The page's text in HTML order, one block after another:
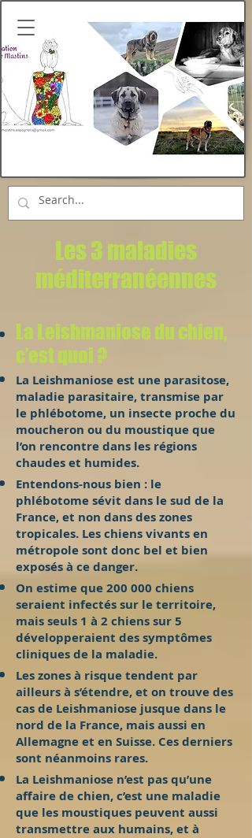
Les 3 maladies
méditerranéennes
La Leishmaniose du chien,
c’est quoi ?
La Leishmaniose est une parasitose,
maladie parasitaire, transmise par
le phlébotome, un insecte proche du
moucheron ou du moustique que
l’on rencontre dans les régions
chaudes et humides.
Entendons-nous bien : le
phlébotome sévit dans le sud de la
France, et non dans des zones
tropicales. Les chiens vivants en
métropole sont donc bel et bien
exposés à ce danger.
On estime que 200 000 chiens
seraient infectés sur le territoire,
mais seuls 1 à 2 chiens sur 5
développeraient des symptômes
cliniques de la maladie.
Les zones à risque tendent par
ailleurs à s’étendre, et on trouve des
cas de Leishmaniose jusque dans le
nord de la France, mais aussi en
Allemagne et en Suisse. Ces derniers
sont néanmoins rares.
La Leishmaniose n’est pas qu’une
affaire de chien, c’est une maladie
que les moustiques peuvent aussi
transmettre aux humains, et à